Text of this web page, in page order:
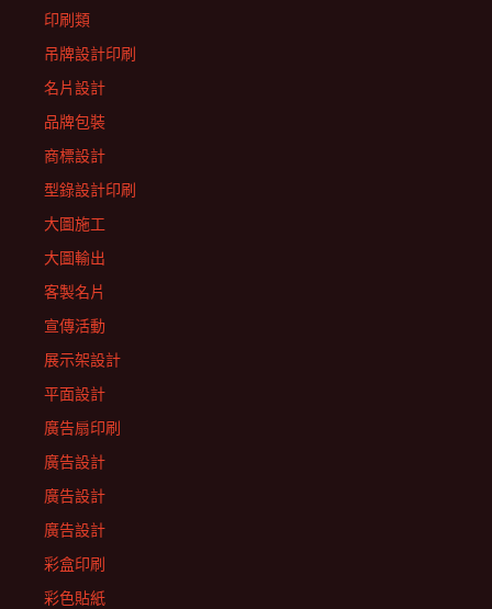
印刷類
吊牌設計印刷
名片設計
品牌包裝
商標設計
型錄設計印刷
大圖施工
大圖輸出
客製名片
宣傳活動
展示架設計
平面設計
廣告扇印刷
廣告設計
廣告設計
廣告設計
彩盒印刷
彩色貼紙